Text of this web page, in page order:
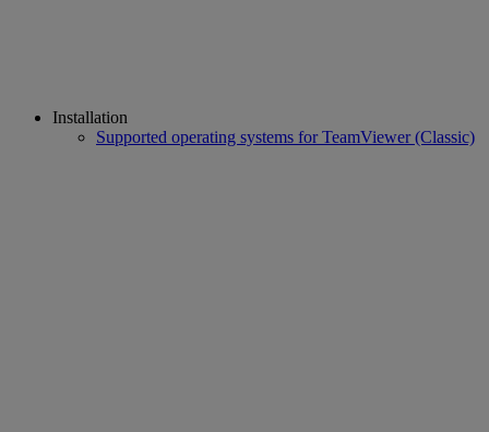
Installation
Supported operating systems for TeamViewer (Classic)